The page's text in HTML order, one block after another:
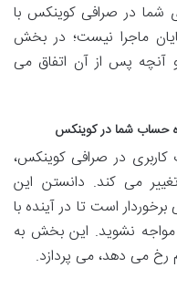
شما در صرافی کوینکس با
ماجرا نیست؛ در بخش
آنچه پس از آن اتفاق می
حساب شما در کوینکس
در صرافی کوینکس،
می کند. دانستن این
است تا در آینده با
نشوید. این بخش به
رخ می دهد، می پردازد.